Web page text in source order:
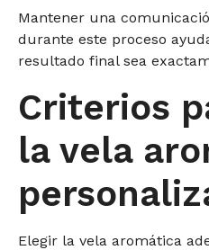
Mantener una
durante este proceso
resultado final sea
Criterios
la vela
Elegir la vela aromática